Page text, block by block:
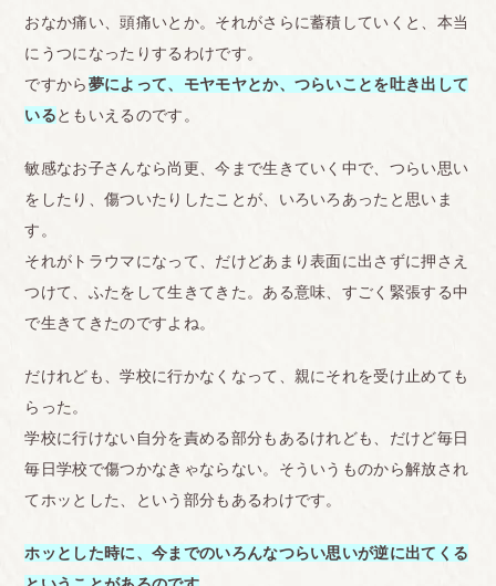
おなか痛い、頭痛いとか。それがさらに蓄積していくと、本当
にうつになったりするわけです。
ですから夢によって、モヤモヤとか、つらいことを吐き出して
いるともいえるのです。
敏感なお子さんなら尚更、今まで生きていく中で、つらい思い
をしたり、傷ついたりしたことが、いろいろあったと思いま
す。
それがトラウマになって、だけどあまり表面に出さずに押さえ
つけて、ふたをして生きてきた。ある意味、すごく緊張する中
で生きてきたのですよね。
だけれども、学校に行かなくなって、親にそれを受け止めても
らった。
学校に行けない自分を責める部分もあるけれども、だけど毎日
毎日学校で傷つかなきゃならない。そういうものから解放され
てホッとした、という部分もあるわけです。
ホッとした時に、今までのいろんなつらい思いが逆に出てくる